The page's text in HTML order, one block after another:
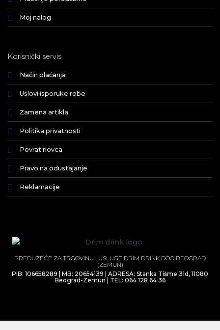
Moj nalog
Korisnički servis
Način plaćanja
Uslovi isporuke robe
Zamena artikla
Politika privatnosti
Povrat novca
Pravo na odustajanje
Reklamacije
PREDUZEĆE ZA TRGOVINU I USLUGE DRIM DRINK DOO BEOGRAD
(ZEMUN)
PIB: 106658289 | MB: 20654139 | ADRESA: Stanka Tišme 31d, 11080
Beograd-Zemun | TEL: 064 128 64 36